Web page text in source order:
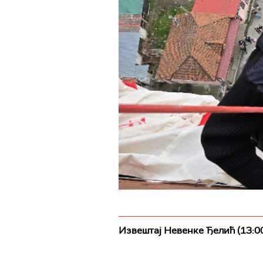
Извештај Невенке Ђелић